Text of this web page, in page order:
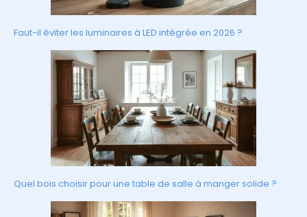
Faut-il éviter les luminaires à LED intégrée en 2026 ?
Quel bois choisir pour une table de salle à manger solide ?